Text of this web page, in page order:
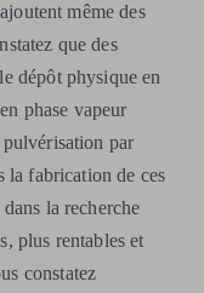
même des
que des
dépôt physique en
phase vapeur
par
la fabrication de ces
la recherche
plus rentables et
constatez